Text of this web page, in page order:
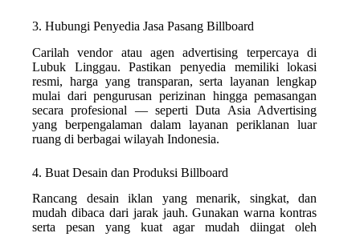
3. Hubungi Penyedia Jasa Pasang Billboard
Carilah vendor atau agen advertising terpercaya di
Lubuk Linggau. Pastikan penyedia memiliki lokasi
resmi, harga yang transparan, serta layanan lengkap
mulai dari pengurusan perizinan hingga pemasangan
secara profesional — seperti Duta Asia Advertising
yang berpengalaman dalam layanan periklanan luar
ruang di berbagai wilayah Indonesia.
4. Buat Desain dan Produksi Billboard
Rancang desain iklan yang menarik, singkat, dan
mudah dibaca dari jarak jauh. Gunakan warna kontras
serta pesan yang kuat agar mudah diingat oleh